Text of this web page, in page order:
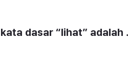
dasar “lihat” adalah